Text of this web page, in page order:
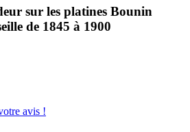
sur les platines Bounin
de 1845 à 1900
avis !